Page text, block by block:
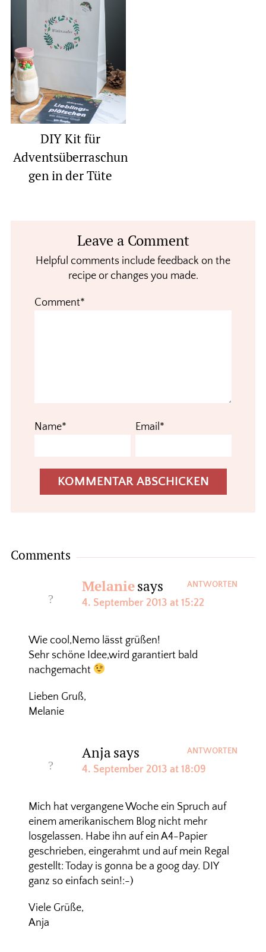
DIY Kit für
Adventsüberraschun
gen in der Tüte
InteractionsLeave a Comment
Helpful comments include feedback on the
recipe or changes you made.
Comment*
Name* Email*
Comments
Melaniesays
4. September 2013 at 15:22
Wie cool,Nemo lässt grüßen!
Sehr schöne Idee,wird garantiert bald
nachgemacht
Lieben Gruß,
Melanie
ANTWORTEN
Anjasays
4. September 2013 at 18:09
Mich hat vergangene Woche ein Spruch auf
einem amerikanischem Blog nicht mehr
losgelassen. Habe ihn auf ein A4-Papier
geschrieben, eingerahmt und auf mein Regal
gestellt: Today is gonna be a goog day. DIY
ganz so einfach sein!:-)
Viele Grüße,
Anja
ANTWORTEN